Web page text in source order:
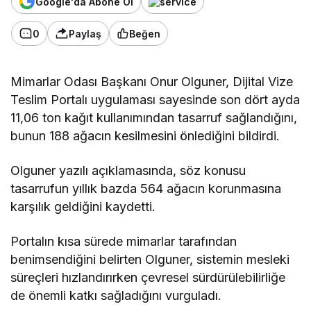
0 Paylaş Beğen
Mimarlar Odası Başkanı Onur Olguner, Dijital Vize
Teslim Portalı uygulaması sayesinde son dört ayda
11,06 ton kağıt kullanımından tasarruf sağlandığını,
bunun 188 ağacın kesilmesini önlediğini bildirdi.
Olguner yazılı açıklamasında, söz konusu
tasarrufun yıllık bazda 564 ağacın korunmasına
karşılık geldiğini kaydetti.
Portalın kısa sürede mimarlar tarafından
benimsendiğini belirten Olguner, sistemin mesleki
süreçleri hızlandırırken çevresel sürdürülebilirliğe
de önemli katkı sağladığını vurguladı.